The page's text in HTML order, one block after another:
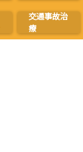
交通事故治
療